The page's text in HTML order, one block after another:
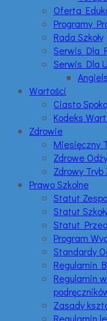
Oferta
Programy
Rada Szkoły
Serwis Dla
Serwis Dla
Wartości
Ciasto
Kodeks
Zdrowie
Miesięczny
Zdrowe
Zdrowy Tryb
Prawo Szkolne
Statut
Statut
Statut
Program
Standardy
Regulamin
Regulamin
Zasady
Regulamin